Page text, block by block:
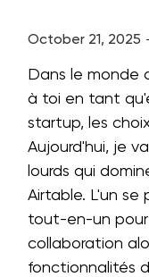
October 21, 2025
Dans le monde
à toi en tant
startup, les
Aujourd'hui, je
lourds qui
Airtable. L'un
tout-en-un
collaboration
fonctionnalités